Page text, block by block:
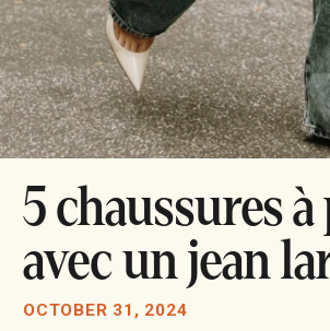
5 chaussures
avec un jean
OCTOBER 31, 2024